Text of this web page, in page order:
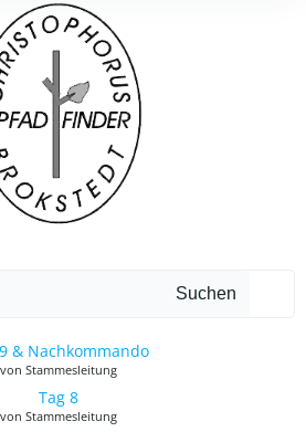
Suchen
& Nachkommando
von Stammesleitung
Tag 8
von Stammesleitung